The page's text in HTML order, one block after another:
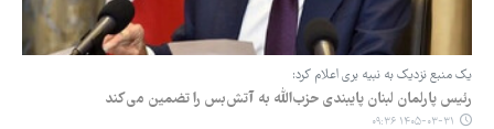
یک منبع نزدیک به نبیه بری اعلام کرد:
رئیس پارلمان لبنان پایبندی حزب‌الله به آتش‌بس را تضمین می‌کند
۱۴۰۵-۰۳-۳۱ ۰۹:۳۶